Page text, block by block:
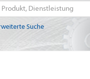
Suche